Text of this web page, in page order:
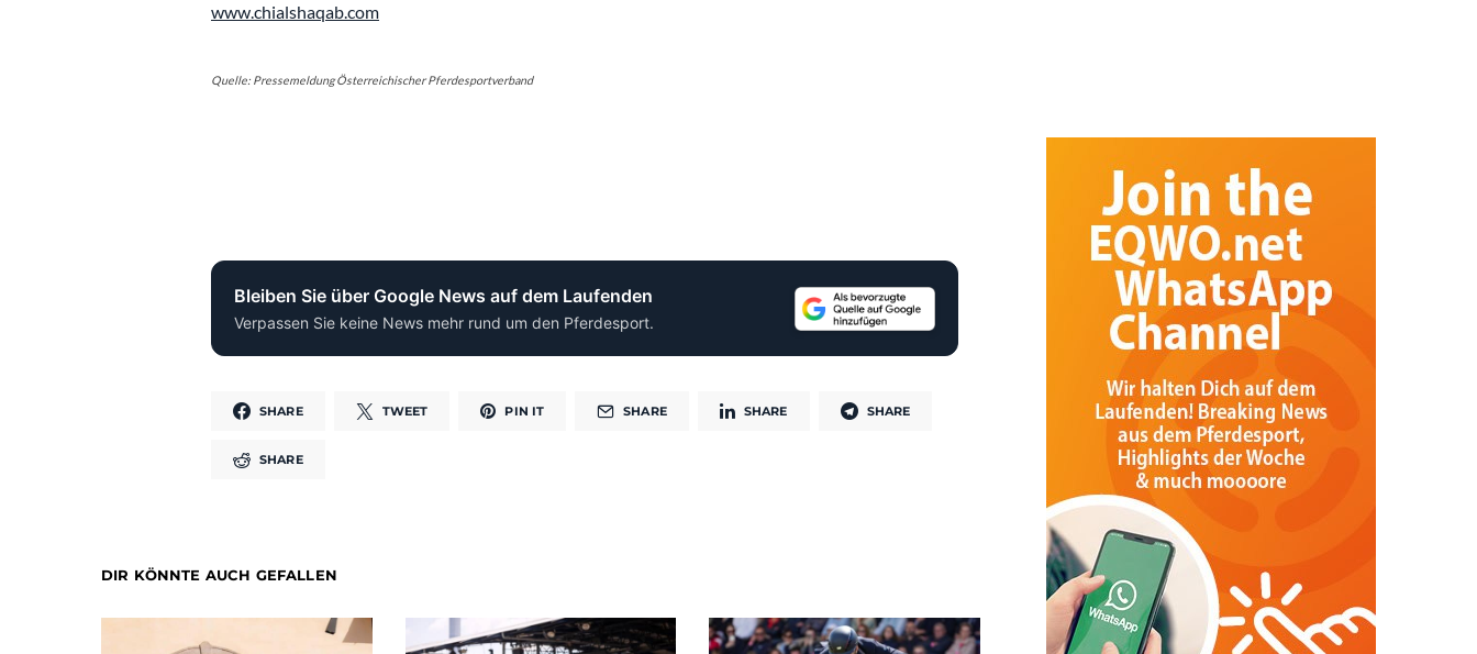
www.chialshaqab.com
Quelle: Pressemeldung Österreichischer Pferdesportverband
Bleiben Sie über Google News auf dem Laufenden
Verpassen Sie keine News mehr rund um den Pferdesport.
SHARE TWEET PIN IT SHARE SHARE SHARE
SHARE
DIR KÖNNTE AUCH GEFALLEN